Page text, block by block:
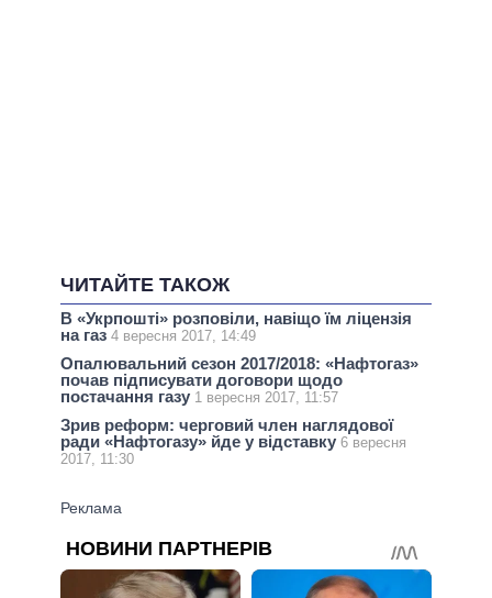
ЧИТАЙТЕ ТАКОЖ
В «Укрпошті» розповіли, навіщо їм ліцензія
на газ 4 вересня 2017, 14:49
Опалювальний сезон 2017/2018: «Нафтогаз»
почав підписувати договори щодо
постачання газу 1 вересня 2017, 11:57
Зрив реформ: черговий член наглядової
ради «Нафтогазу» йде у відставку 6 вересня
2017, 11:30